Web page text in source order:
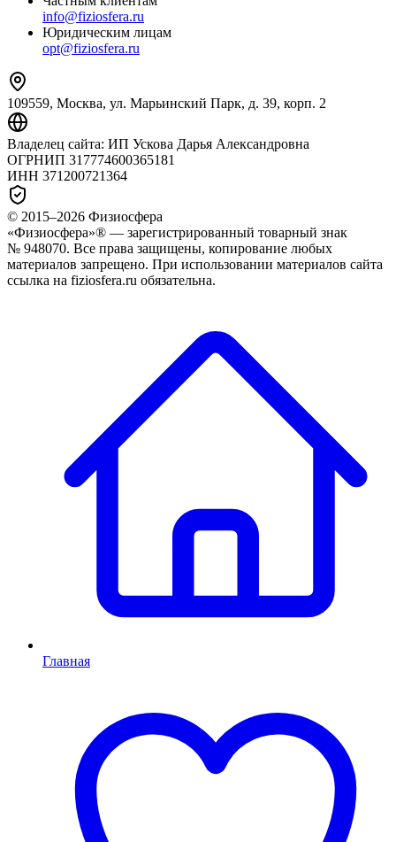
info@fiziosfera.ru
Юридическим лицам
opt@fiziosfera.ru
109559, Москва, ул. Марьинский Парк, д. 39, корп. 2
Владелец сайта: ИП Ускова Дарья Александровна
ОГРНИП 317774600365181
ИНН 371200721364
© 2015–2026 Физиосфера
«Физиосфера»® — зарегистрированный товарный знак
№ 948070. Все права защищены, копирование любых
материалов запрещено. При использовании материалов сайта
ссылка на fiziosfera.ru обязательна.
Главная